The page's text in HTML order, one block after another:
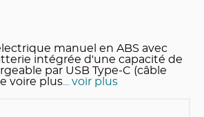
manuel en ABS avec
intégrée d'une capacité de
par USB Type-C (câble
voire plus... voir plus